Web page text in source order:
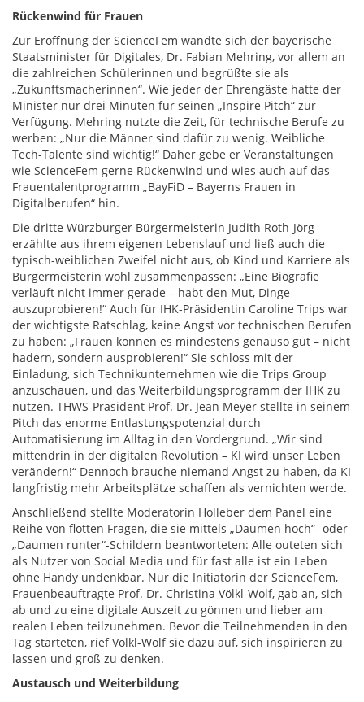
Rückenwind für Frauen
Zur Eröffnung der ScienceFem wandte sich der bayerische
Staatsminister für Digitales, Dr. Fabian Mehring, vor allem an
die zahlreichen Schülerinnen und begrüßte sie als
„Zukunftsmacherinnen“. Wie jeder der Ehrengäste hatte der
Minister nur drei Minuten für seinen „Inspire Pitch“ zur
Verfügung. Mehring nutzte die Zeit, für technische Berufe zu
werben: „Nur die Männer sind dafür zu wenig. Weibliche
Tech-Talente sind wichtig!“ Daher gebe er Veranstaltungen
wie ScienceFem gerne Rückenwind und wies auch auf das
Frauentalentprogramm „BayFiD – Bayerns Frauen in
Digitalberufen“ hin.
Die dritte Würzburger Bürgermeisterin Judith Roth-Jörg
erzählte aus ihrem eigenen Lebenslauf und ließ auch die
typisch-weiblichen Zweifel nicht aus, ob Kind und Karriere als
Bürgermeisterin wohl zusammenpassen: „Eine Biografie
verläuft nicht immer gerade – habt den Mut, Dinge
auszuprobieren!“ Auch für IHK-Präsidentin Caroline Trips war
der wichtigste Ratschlag, keine Angst vor technischen Berufen
zu haben: „Frauen können es mindestens genauso gut – nicht
hadern, sondern ausprobieren!“ Sie schloss mit der
Einladung, sich Technikunternehmen wie die Trips Group
anzuschauen, und das Weiterbildungsprogramm der IHK zu
nutzen. THWS-Präsident Prof. Dr. Jean Meyer stellte in seinem
Pitch das enorme Entlastungspotenzial durch
Automatisierung im Alltag in den Vordergrund. „Wir sind
mittendrin in der digitalen Revolution – KI wird unser Leben
verändern!“ Dennoch brauche niemand Angst zu haben, da KI
langfristig mehr Arbeitsplätze schaffen als vernichten werde.
Anschließend stellte Moderatorin Holleber dem Panel eine
Reihe von flotten Fragen, die sie mittels „Daumen hoch“- oder
„Daumen runter“-Schildern beantworteten: Alle outeten sich
als Nutzer von Social Media und für fast alle ist ein Leben
ohne Handy undenkbar. Nur die Initiatorin der ScienceFem,
Frauenbeauftragte Prof. Dr. Christina Völkl-Wolf, gab an, sich
ab und zu eine digitale Auszeit zu gönnen und lieber am
realen Leben teilzunehmen. Bevor die Teilnehmenden in den
Tag starteten, rief Völkl-Wolf sie dazu auf, sich inspirieren zu
lassen und groß zu denken.
Austausch und Weiterbildung